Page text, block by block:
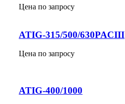
Цена по запросу
ATIG-315/500/630PACIII
Цена по запросу
ATIG-400/1000